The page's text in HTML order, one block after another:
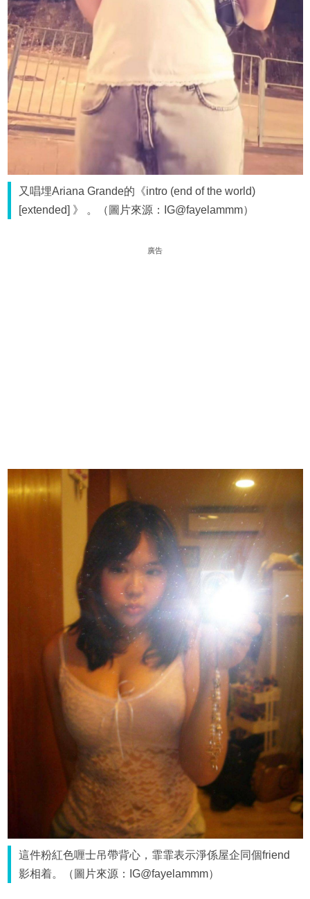
又唱埋Ariana Grande的《intro (end of the world)
[extended] 》 。（圖片來源：IG@fayelammm）
廣告
這件粉紅色喱士吊帶背心，霏霏表示淨係屋企同個friend
影相着。（圖片來源：IG@fayelammm）